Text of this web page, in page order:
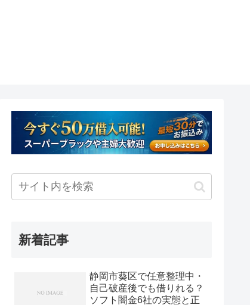
新着記事
静岡市葵区で任意整理中・
自己破産後でも借りれる？
ソフト闇金6社の実態と正